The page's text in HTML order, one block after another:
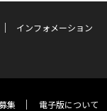
インフォメーション
集 電子版について